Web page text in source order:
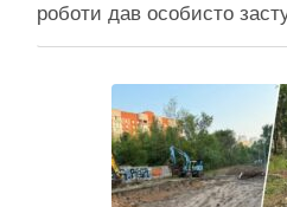
роботи дав особисто
Пантелеєв, що прибув
чи вдасться зберегти ту
що лишилася, – поки
Поділитися у